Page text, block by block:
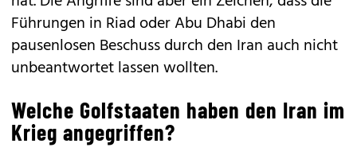
Führungen in Riad oder Abu Dhabi den
pausenlosen Beschuss durch den Iran auch nicht
unbeantwortet lassen wollten.
Welche Golfstaaten haben den Iran im
Krieg angegriffen?